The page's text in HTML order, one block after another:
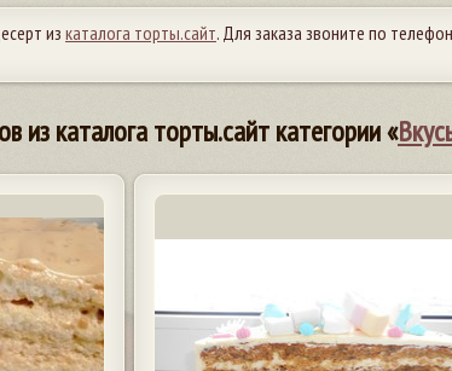
из каталога торты.сайт. Для заказа звоните по
из каталога торты.сайт категории «